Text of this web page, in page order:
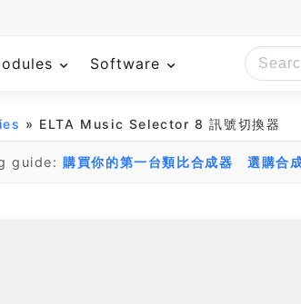
Software
» ELTA Music Selector 8 訊號切換器
guide: 購買你的第一台類比合成器 選購合